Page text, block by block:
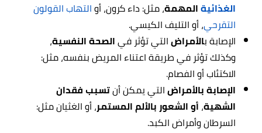
الغذائيةالمهمة، مثل: داء كرون، أوالتهاب القولون
التقرحي، أو التليف الكيسي.
الإصابة بالأمراضالتي تؤثر فيالصحة النفسية،
وكذلك تؤثر في طريقة اعتناء المريض بنفسه، مثل:
الاكتئاب أو الفصام.
الإصابة بالأمراضالتي يمكن أنتسبب فقدان
الشهية، أو الشعور بالألم المستمر، أو الغثيان مثل:
السرطان وأمراض الكبد.